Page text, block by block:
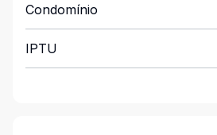
Condomínio
IPTU